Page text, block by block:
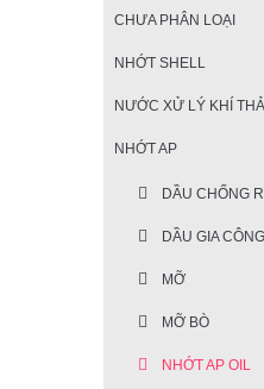
CHƯA PHÂN LOẠI
NHỚT SHELL
NƯỚC XỬ LÝ KHÍ THẢI
NHỚT AP
DẦU CHỐNG RỈ
DẦU GIA
MỠ
MỠ BÒ
NHỚT AP OIL